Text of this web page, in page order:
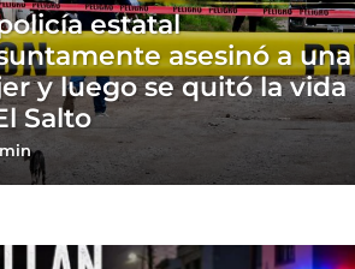
estatal
asesinó a una
y luego se quitó la vida
Salto